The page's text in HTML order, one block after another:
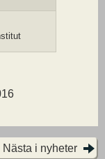
Nästa i nyheter